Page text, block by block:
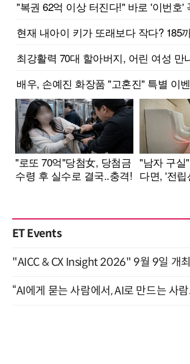
ET Events
"AICC & CX Insight 2026" 9월 9일 개최